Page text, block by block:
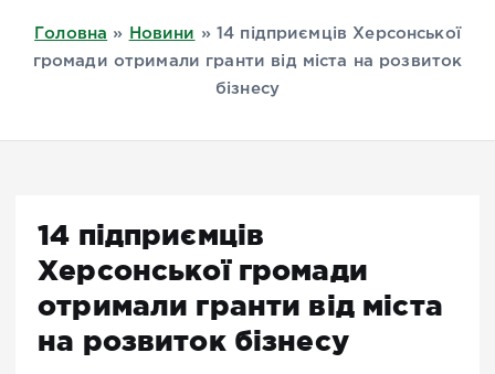
Головна » Новини » 14 підприємців Херсонської
громади отримали гранти від міста на розвиток
бізнесу
14 підприємців
Херсонської громади
отримали гранти від міста
на розвиток бізнесу